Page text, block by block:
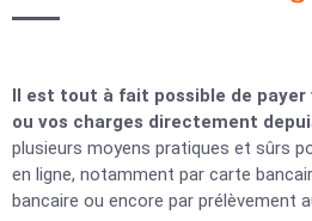
Il est tout à fait possible de payer
ou vos charges directement
plusieurs moyens pratiques et sûrs
en ligne, notamment par carte
bancaire ou encore par prélèvement